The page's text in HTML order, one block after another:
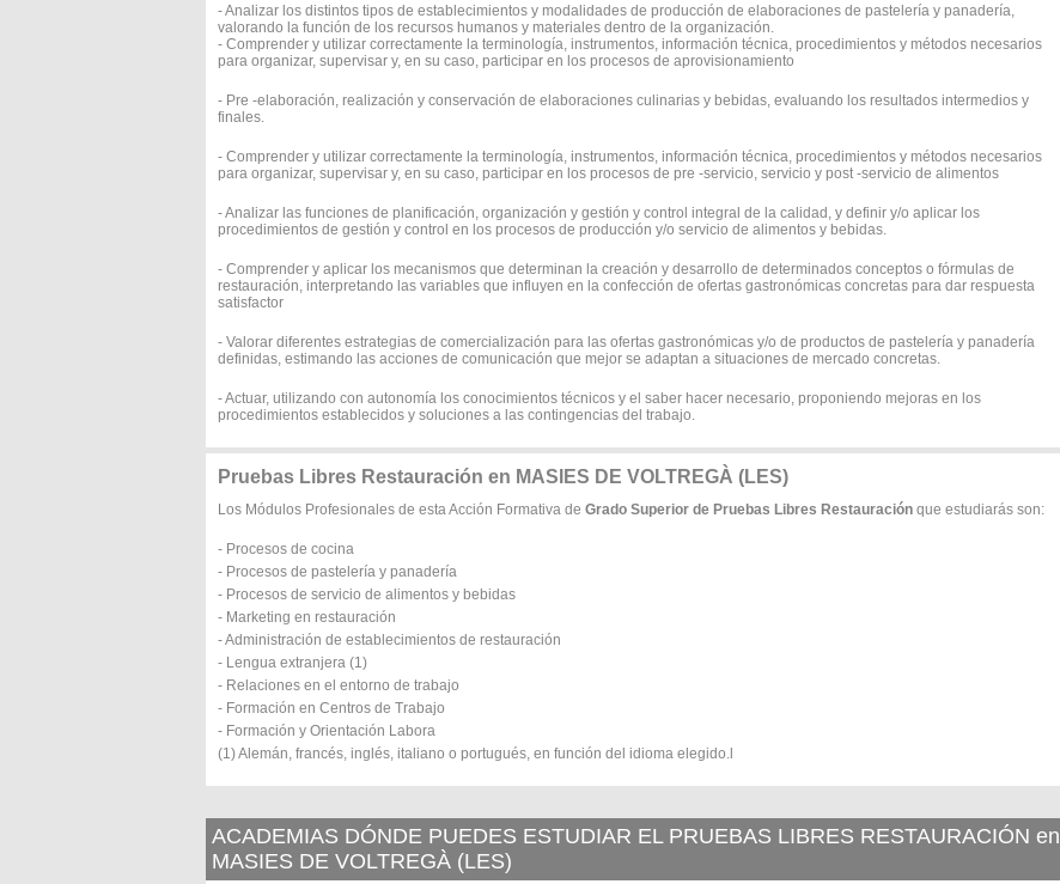
- Analizar los distintos tipos de establecimientos y modalidades de producción de elaboraciones de pastelería y panadería,
valorando la función de los recursos humanos y materiales dentro de la organización.
- Comprender y utilizar correctamente la terminología, instrumentos, información técnica, procedimientos y métodos necesarios
para organizar, supervisar y, en su caso, participar en los procesos de aprovisionamiento
- Pre -elaboración, realización y conservación de elaboraciones culinarias y bebidas, evaluando los resultados intermedios y
finales.
- Comprender y utilizar correctamente la terminología, instrumentos, información técnica, procedimientos y métodos necesarios
para organizar, supervisar y, en su caso, participar en los procesos de pre -servicio, servicio y post -servicio de alimentos
- Analizar las funciones de planificación, organización y gestión y control integral de la calidad, y definir y/o aplicar los
procedimientos de gestión y control en los procesos de producción y/o servicio de alimentos y bebidas.
- Comprender y aplicar los mecanismos que determinan la creación y desarrollo de determinados conceptos o fórmulas de
restauración, interpretando las variables que influyen en la confección de ofertas gastronómicas concretas para dar respuesta
satisfactor
- Valorar diferentes estrategias de comercialización para las ofertas gastronómicas y/o de productos de pastelería y panadería
definidas, estimando las acciones de comunicación que mejor se adaptan a situaciones de mercado concretas.
- Actuar, utilizando con autonomía los conocimientos técnicos y el saber hacer necesario, proponiendo mejoras en los
procedimientos establecidos y soluciones a las contingencias del trabajo.
Pruebas Libres Restauración en MASIES DE VOLTREGÀ (LES)
Los Módulos Profesionales de esta Acción Formativa de Grado Superior de Pruebas Libres Restauración que estudiarás son:
- Procesos de cocina
- Procesos de pastelería y panadería
- Procesos de servicio de alimentos y bebidas
- Marketing en restauración
- Administración de establecimientos de restauración
- Lengua extranjera (1)
- Relaciones en el entorno de trabajo
- Formación en Centros de Trabajo
- Formación y Orientación Labora
(1) Alemán, francés, inglés, italiano o portugués, en función del idioma elegido.l
ACADEMIAS DÓNDE PUEDES ESTUDIAR EL PRUEBAS LIBRES RESTAURACIÓN en
MASIES DE VOLTREGÀ (LES)